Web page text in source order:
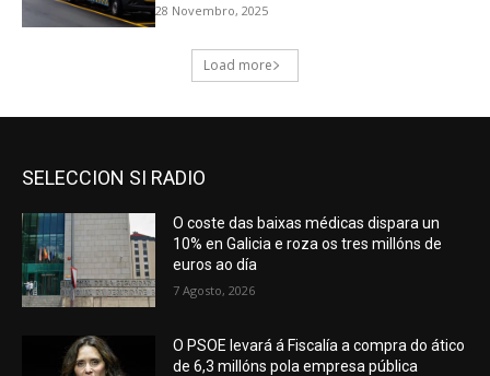
SELECCION SI RADIO
O coste das baixas médicas dispara un
10% en Galicia e roza os tres millóns de
euros ao día
7 Agosto, 2026
O PSOE levará á Fiscalía a compra do ático
de 6,3 millóns pola empresa pública